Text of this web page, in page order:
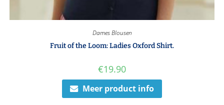
Dames Blousen
Fruit of the Loom: Ladies Oxford Shirt.
€19.90
Meer product info